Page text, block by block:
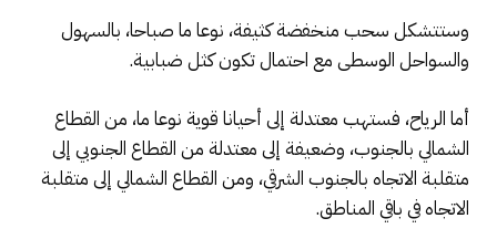
وستتشكل سحب منخفضة كثيفة، نوعا ما صباحا، بالسهول
والسواحل الوسطى مع احتمال تكون كثل ضبابية.
أما الرياح، فستهب معتدلة إلى أحيانا قوية نوعا ما، من القطاع
الشمالي بالجنوب، وضعيفة إلى معتدلة من القطاع الجنوبي إلى
متقلبة الاتجاه بالجنوب الشرقي، ومن القطاع الشمالي إلى متقلبة
الاتجاه في باقي المناطق.